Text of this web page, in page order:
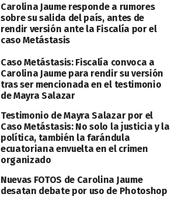
Carolina Jaume responde a rumores
sobre su salida del país, antes de
rendir versión ante la Fiscalía por el
caso Metástasis
Caso Metástasis: Fiscalía convoca a
Carolina Jaume para rendir su versión
tras ser mencionada en el testimonio
de Mayra Salazar
Testimonio de Mayra Salazar por el
Caso Metástasis: No solo la justicia y la
política, también la farándula
ecuatoriana envuelta en el crimen
organizado
Nuevas FOTOS de Carolina Jaume
desatan debate por uso de Photoshop